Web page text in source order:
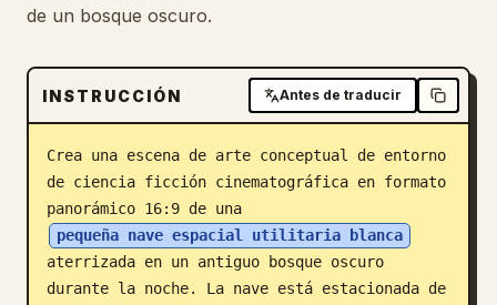
Precios
Descargar
Blog
Actualizaciones
de un bosque oscuro.
INSTRUCCIÓN Antes de traducir
Crea una escena de arte conceptual de entorno
de ciencia ficción cinematográfica en formato
panorámico 16:9 de una
pequeña nave espacial utilitaria blanca
aterrizada en un antiguo bosque oscuro
durante la noche. La nave está estacionada de